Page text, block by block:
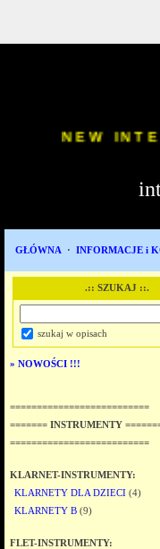
NEW
GŁÓWNA · INFORMACJE i
.:: SZUKAJ ::.
szukaj w opisach
» NOWOŚCI !!!
==========================
======= INSTRUMENTY
==========================
KLARNET-INSTRUMENTY:
KLARNETY DLA DZIECI (4)
KLARNETY B (9)
FLET-INSTRUMENTY: